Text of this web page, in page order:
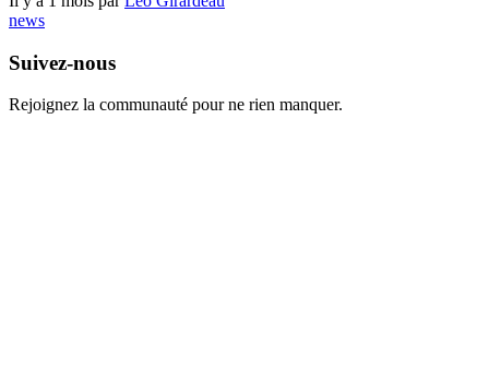
news
Suivez-nous
Rejoignez la communauté pour ne rien manquer.